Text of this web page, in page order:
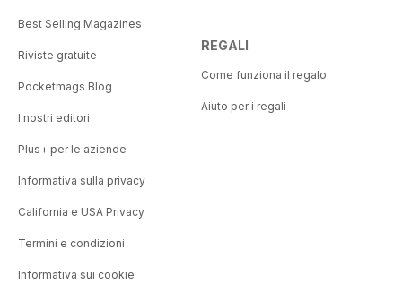
Best Selling Magazines
Riviste gratuite
Pocketmags Blog
I nostri editori
Plus+ per le aziende
Informativa sulla privacy
California e USA Privacy
Termini e condizioni
Informativa sui cookie
REGALI
Come funziona il regalo
Aiuto per i regali